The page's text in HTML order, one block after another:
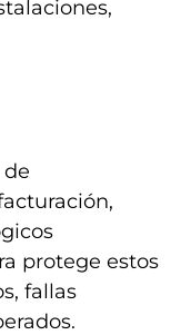
protege estos
fallas